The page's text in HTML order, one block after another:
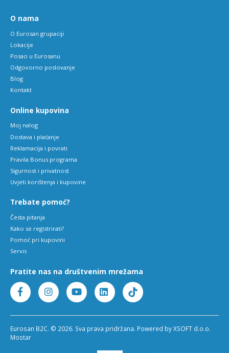
O nama
O Eurosan grupaciji
Lokacije
Posao u Eurosanu
Odgovorno poslovanje
Blog
Kontakt
Online kupovina
Moj nalog
Dostava i plaćanje
Reklamacija i povrati
Pravila Bonus programa
Sigurnost i privatnost
Uvjeti korištenja i kupovine
Trebate pomoć?
Česta pitanja
Kako se registrirati?
Pomoć pri kupovini
Servis
Pratite nas na društvenim mrežama
Eurosan B2C. © 2026. Sva prava pridržana. Powered by XSOFT d.o.o.
Mostar